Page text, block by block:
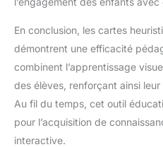
En conclusion, les cartes
démontrent une efficacité
combinent l’apprentissage
des élèves, renforçant ainsi
Au fil du temps, cet outil
pour l’acquisition de
interactive.